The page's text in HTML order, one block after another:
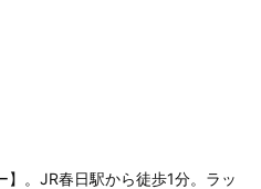
。JR春日駅から徒歩1分。ラッ